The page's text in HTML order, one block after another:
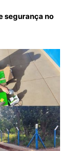
segurança no